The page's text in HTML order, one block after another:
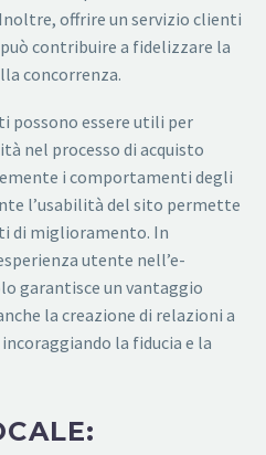
offrire un servizio clienti
contribuire a fidelizzare la
concorrenza.
possono essere utili per
nel processo di acquisto
i comportamenti degli
l’usabilità del sito permette
di miglioramento. In
utente nell’e-
garantisce un vantaggio
la creazione di relazioni a
la fiducia e la